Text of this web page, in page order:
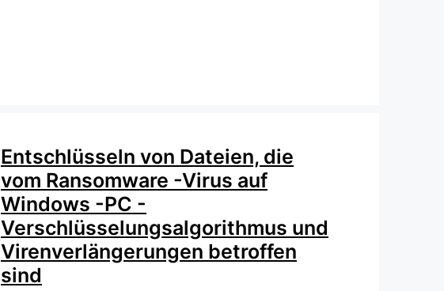
Entschlüsseln von Dateien, die
vom Ransomware -Virus auf
Windows -PC -
Verschlüsselungsalgorithmus und
Virenverlängerungen betroffen
sind